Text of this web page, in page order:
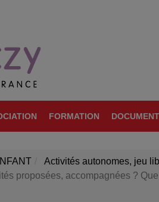
FORMATION
Activités autonomes, jeu
proposées, accompagnées ?